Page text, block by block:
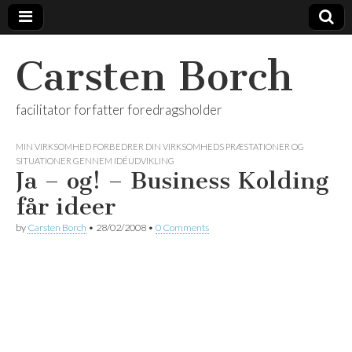
Carsten Borch
facilitator forfatter foredragsholder
MIN VIRKSOMHED FORBEDRER DIN VIRKSOMHEDS PRÆSTATIONER OG
SITUATIONER GENNEM IDÉUDVIKLING
Ja – og! – Business Kolding
får ideer
by Carsten Borch • 28/02/2008 • 0 Comments